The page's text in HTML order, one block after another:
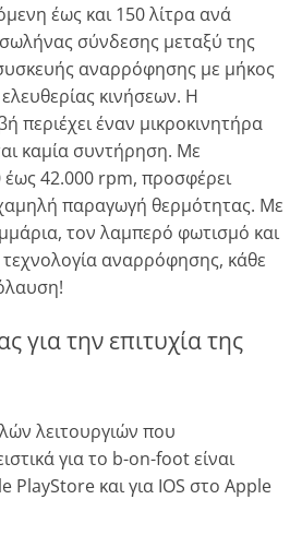
έως και 150 λίτρα ανά
σύνδεσης μεταξύ της
αναρρόφησης με μήκος
κινήσεων. Η
περιέχει έναν μικροκινητήρα
καμία συντήρηση. Με
42.000 rpm, προσφέρει
παραγωγή θερμότητας. Με
τον λαμπερό φωτισμό και
αναρρόφησης, κάθε
για την επιτυχία της
λειτουργιών που
για το b-on-foot είναι
PlayStore και για IOS στο Apple